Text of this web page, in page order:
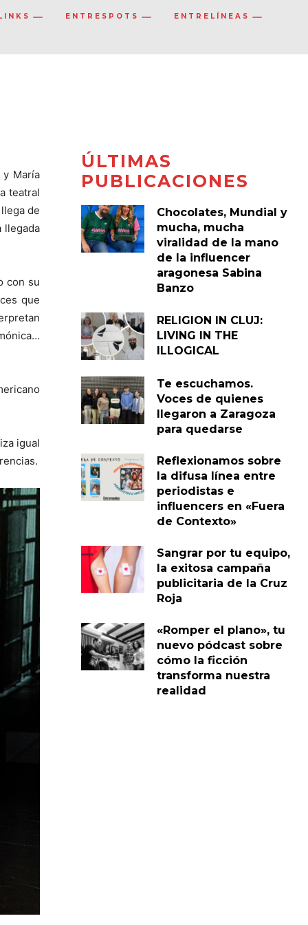
ENTRESPOTS ENTRELÍNEAS
y María
teatral
de
llegada
con su
que
igual
ÚLTIMAS
PUBLICACIONES
Chocolates, Mundial y
mucha, mucha
viralidad de la mano
de la influencer
aragonesa Sabina
Banzo
RELIGION IN CLUJ:
LIVING IN THE
ILLOGICAL
Te escuchamos.
Voces de quienes
llegaron a Zaragoza
para quedarse
Reflexionamos sobre
la difusa línea entre
periodistas e
influencers en «Fuera
de Contexto»
Sangrar por tu equipo,
la exitosa campaña
publicitaria de la Cruz
Roja
«Romper el plano», tu
nuevo pódcast sobre
cómo la ficción
transforma nuestra
realidad